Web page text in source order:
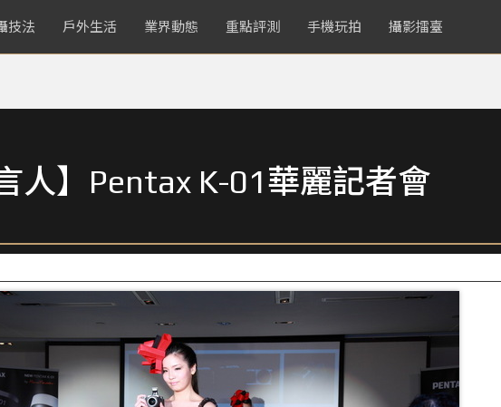
技法 戶外生活 業界動態 重點評測 手機玩拍 攝影擂臺
人】Pentax K-01華麗記者會